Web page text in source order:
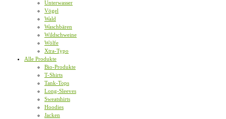
Unterwasser
Vögel
Wald
Waschbären
Wildschweine
Wölfe
Xtra-Typo
Alle Produkte
Bio-Produkte
T-Shirts
Tank-Tops
Long-Sleeves
Sweatshirts
Hoodies
Jacken